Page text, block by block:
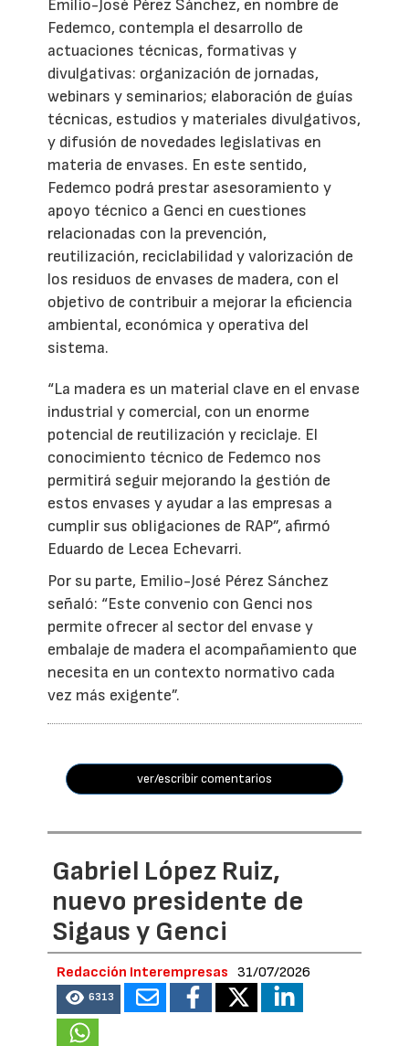
Emilio-José Pérez Sánchez, en nombre de
Fedemco, contempla el desarrollo de
actuaciones técnicas, formativas y
divulgativas: organización de jornadas,
webinars y seminarios; elaboración de guías
técnicas, estudios y materiales divulgativos,
y difusión de novedades legislativas en
materia de envases. En este sentido,
Fedemco podrá prestar asesoramiento y
apoyo técnico a Genci en cuestiones
relacionadas con la prevención,
reutilización, reciclabilidad y valorización de
los residuos de envases de madera, con el
objetivo de contribuir a mejorar la eficiencia
ambiental, económica y operativa del
sistema.
“La madera es un material clave en el envase
industrial y comercial, con un enorme
potencial de reutilización y reciclaje. El
conocimiento técnico de Fedemco nos
permitirá seguir mejorando la gestión de
estos envases y ayudar a las empresas a
cumplir sus obligaciones de RAP”, afirmó
Eduardo de Lecea Echevarri.
Por su parte, Emilio-José Pérez Sánchez
señaló: “Este convenio con Genci nos
permite ofrecer al sector del envase y
embalaje de madera el acompañamiento que
necesita en un contexto normativo cada
vez más exigente”.
ver/escribir comentarios
Gabriel López Ruiz,
nuevo presidente de
Sigaus y Genci
Redacción Interempresas 31/07/2026
6313